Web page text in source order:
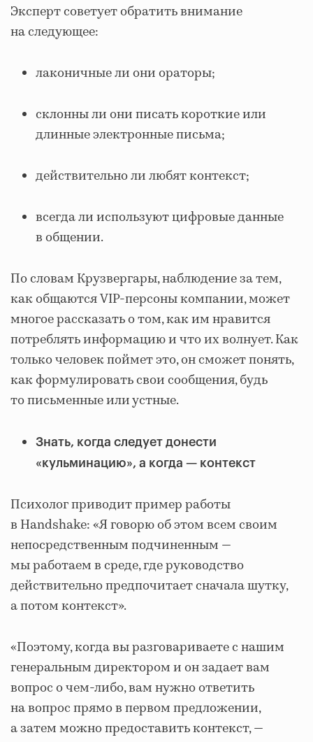
Эксперт советует обратить внимание
на следующее:
лаконичные ли они ораторы;
склонны ли они писать короткие или
длинные электронные письма;
действительно ли любят контекст;
всегда ли используют цифровые данные
в общении.
По словам Крузвергары, наблюдение за тем,
как общаются VIP-персоны компании, может
многое рассказать о том, как им нравится
потреблять информацию и что их волнует. Как
только человек поймет это, он сможет понять,
как формулировать свои сообщения, будь
то письменные или устные.
Знать, когда следует донести
«кульминацию», а когда — контекст
Психолог приводит пример работы
в Handshake: «Я говорю об этом всем своим
непосредственным подчиненным —
мы работаем в среде, где руководство
действительно предпочитает сначала шутку,
а потом контекст».
«Поэтому, когда вы разговариваете с нашим
генеральным директором и он задает вам
вопрос о чем-либо, вам нужно ответить
на вопрос прямо в первом предложении,
а затем можно предоставить контекст, —